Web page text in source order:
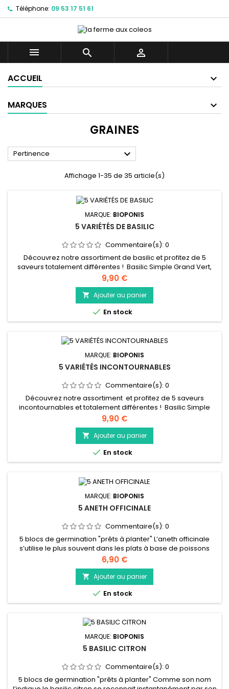
Téléphone: 09 53 17 51 61
  
ACCUEIL
MARQUES
GRAINES
Pertinence 
Affichage 1-35 de 35 article(s)
MARQUE: BIOPONIS
5 VARIÉTÉS DE BASILIC
Commentaire(s): 0
Découvrez notre assortiment de basilic et profitez de 5
saveurs totalement différentes ! Basilic Simple Grand Vert,
Basilic Citron, Basilic Thaï, Basilic Genovese, Basilic Pourpre 5
blocs de germination "prêts à planter" (Ocimum basilicum)
Prix
9,90 €
 Ajouter au panier
 En stock
MARQUE: BIOPONIS
5 VARIÉTÉS INCONTOURNABLES
Commentaire(s): 0
Découvrez notre assortiment et profitez de 5 saveurs
incontournables et totalement différentes ! Basilic Simple
Grand Vert, Persil Frisé, Thym, Mélisse Citronnelle, Coriandre 5
blocs de germination "prêts à planter" (Ocimum basilicum-
Petroselinum crispum-Thymus vulgaris-Melissa officinalis-
Coriandrum sativum)
Prix
9,90 €
 Ajouter au panier
 En stock
MARQUE: BIOPONIS
5 ANETH OFFICINALE
Commentaire(s): 0
5 blocs de germination "prêts à planter" L’aneth officinale
s’utilise le plus souvent dans les plats à base de poissons
mais aussi dans les marinades ou les salades. En infusion,
elle aide à la digestion et réduit les ballonnements. L’aneth
possède des vertus apaisantes et pourrait favoriser la
montée de lait pendant l’allaitement. Après la taille de...
Prix
6,90 €
 Ajouter au panier
 En stock
MARQUE: BIOPONIS
5 BASILIC CITRON
Commentaire(s): 0
5 blocs de germination "prêts à planter" Comme son nom